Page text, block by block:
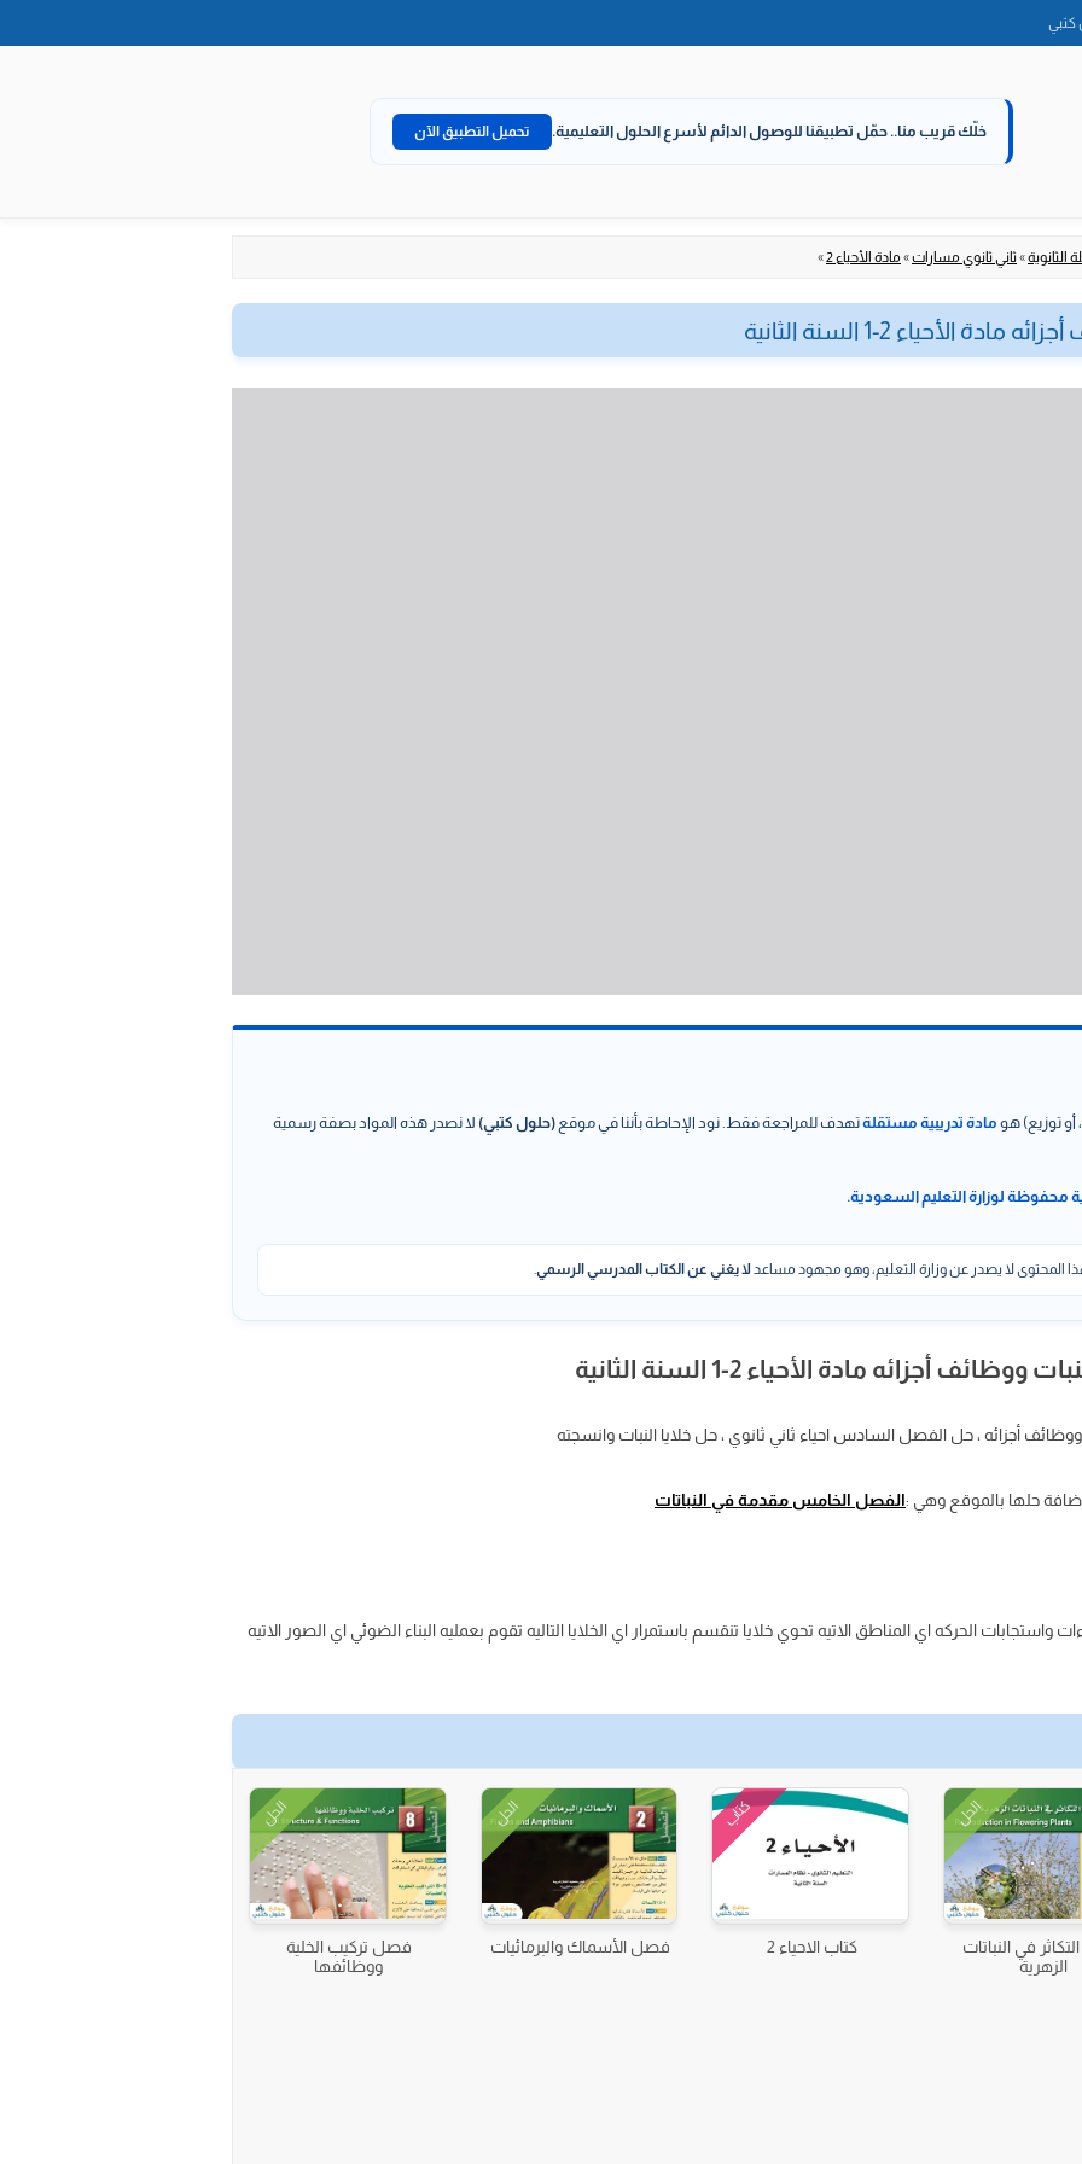
كتبي
خلّك قريب منا.. حمّل تطبيقنا للوصول الدائم لأسرع الحلول التعليمية. تحميل التطبيق الآن
الثانوية»ثاني ثانوي مسارات» مادة الأحياء 2 »
2-1 السنة الثانية
أو توزيع) هو مادة تدريبية مستقلةتهدف للمراجعة فقط. نود الإحاطة بأننا في موقع (حلول كتبي) لا نصدر هذه المواد بصفة رسمية
محفوظة لوزارة التعليم السعودية.
المحتوى لا يصدر عن وزارة التعليم، وهو مجهود مساعدلا يغني عن الكتاب المدرسي الرسمي.
مادة الأحياء 2-1 السنة الثانية
أجزائه ، حل الفصل السادس احياء ثاني ثانوي ، حل خلايا النبات وانسجته
حلها بالموقع وهي :الفصل الخامس مقدمة في النباتات
واستجابات الحركه اي المناطق الاتيه تحوي خلايا تنقسم باستمرار اي الخلايا التاليه تقوم بعمليه البناء الضوئي اي الصور الاتيه
الحل
في النباتات
الزهرية
كتاب
كتاب الاحياء 2
الحل
فصل الأسماك والبرمائيات
الحل
فصل تركيب الخلية
ووظائفها